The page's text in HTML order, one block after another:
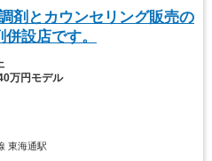
剤とカウンセリング販売の
設店です。
万円モデル
東海通駅